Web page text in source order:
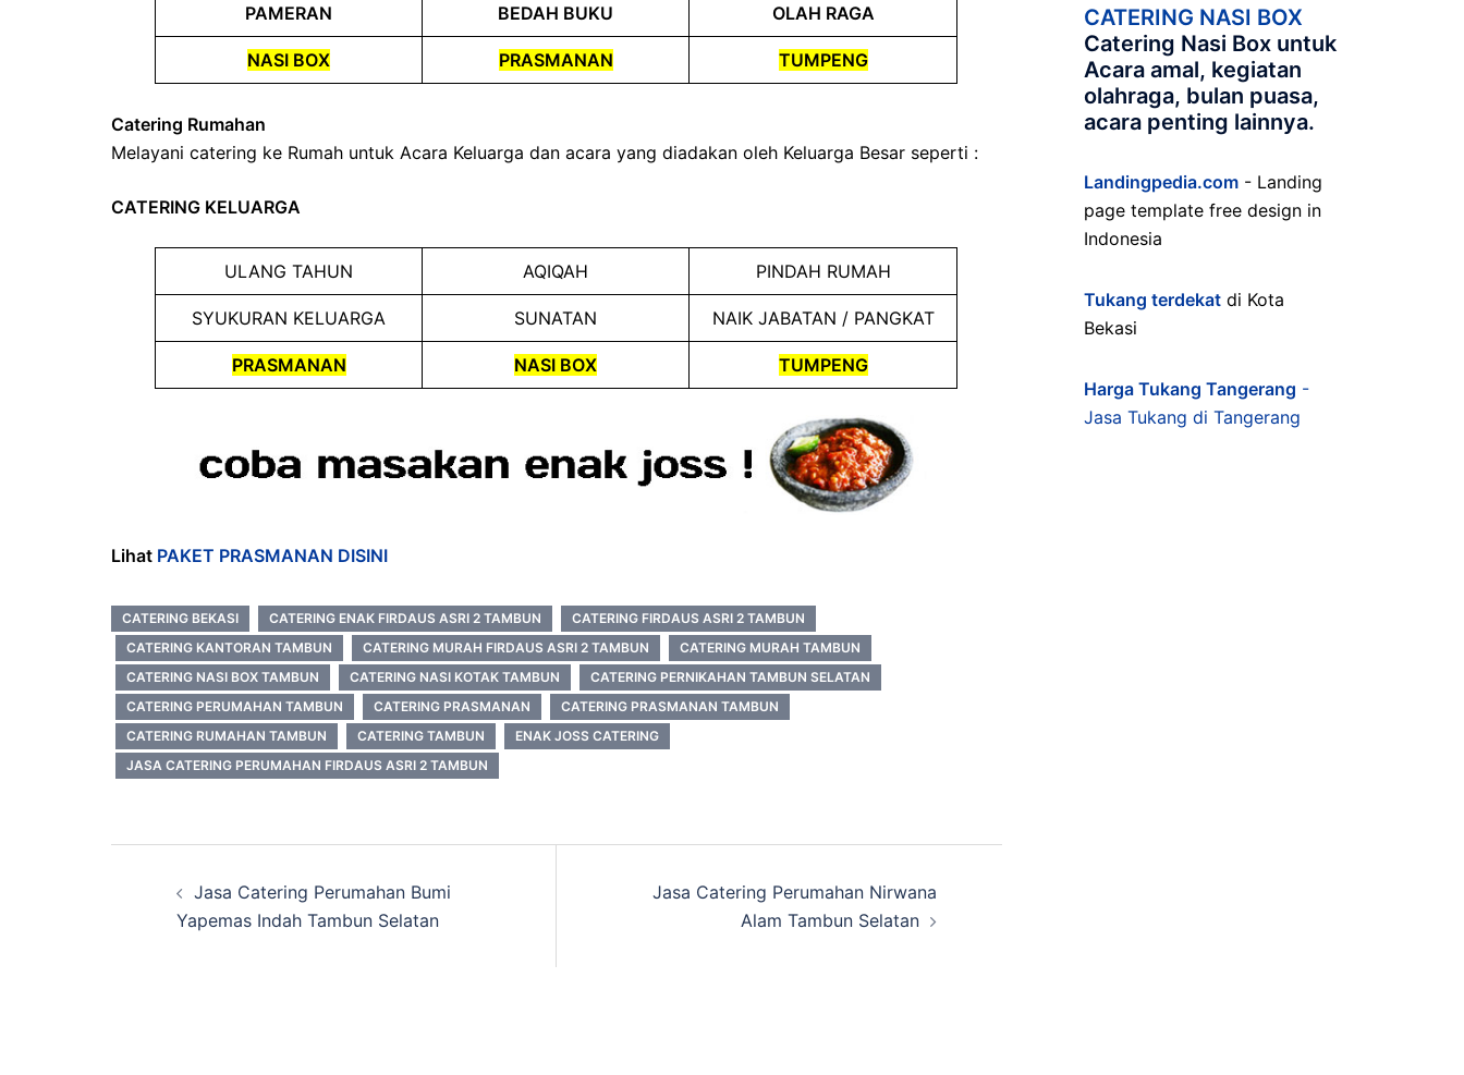
PAMERAN BEDAH BUKU OLAH RAGA
NASI BOX PRASMANAN TUMPENG
Catering Rumahan
Melayani catering ke Rumah untuk Acara Keluarga dan acara yang diadakan oleh Keluarga Besar seperti :
CATERING KELUARGA
ULANG TAHUN AQIQAH PINDAH RUMAH
SYUKURAN KELUARGA SUNATAN NAIK JABATAN / PANGKAT
PRASMANAN NASI BOX TUMPENG
Lihat PAKET PRASMANAN DISINI
CATERING BEKASI CATERING ENAK FIRDAUS ASRI 2 TAMBUN
CATERING FIRDAUS ASRI 2 TAMBUN
CATERING KANTORAN TAMBUN
CATERING MURAH FIRDAUS ASRI 2 TAMBUN
CATERING MURAH TAMBUN
CATERING NASI BOX TAMBUN
CATERING NASI KOTAK TAMBUN
CATERING PERNIKAHAN TAMBUN SELATAN
CATERING PERUMAHAN TAMBUN
CATERING PRASMANAN
CATERING PRASMANAN TAMBUN
CATERING RUMAHAN TAMBUN
CATERING TAMBUN
ENAK JOSS CATERING
JASA CATERING PERUMAHAN FIRDAUS ASRI 2 TAMBUN
navigation
Jasa Catering Perumahan Bumi
Yapemas Indah Tambun Selatan
Jasa Catering Perumahan Nirwana
Alam Tambun Selatan
CATERING NASI BOX
Catering Nasi Box untuk
Acara amal, kegiatan
olahraga, bulan puasa,
acara penting lainnya.
Landingpedia.com - Landing
page template free design in
Indonesia
Tukang terdekatdi Kota
Bekasi
Harga Tukang Tangerang -
Jasa Tukang di Tangerang